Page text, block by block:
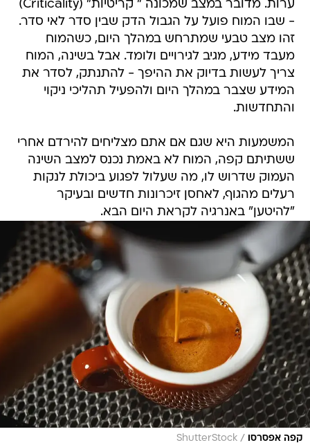
ערות. מדובר במצב שמכונה " קריטיות" (Criticality)
- שבו המוח פועל על הגבול הדק שבין סדר לאי סדר.
זהו מצב טבעי שמתרחש במהלך היום, כשהמוח
מעבד מידע, מגיב לגירויים ולומד. אבל בשינה, המוח
צריך לעשות בדיוק את ההיפך - להתנתק, לסדר את
המידע שצבר במהלך היום ולהפעיל תהליכי ניקוי
והתחדשות.
המשמעות היא שגם אם אתם מצליחים להירדם אחרי
ששתיתם קפה, המוח לא באמת נכנס למצב השינה
העמוק שדרוש לו, מה שעלול לפגוע ביכולת לנקות
רעלים מהגוף, לאחסן זיכרונות חדשים ובעיקר
"להיטען" באנרגיה לקראת היום הבא.
קפה אפסרסו /
ShutterStock